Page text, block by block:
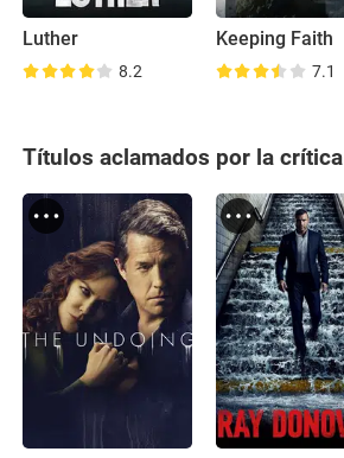
Luther
8.2
Keeping Faith
7.1
Títulos aclamados por la crítica